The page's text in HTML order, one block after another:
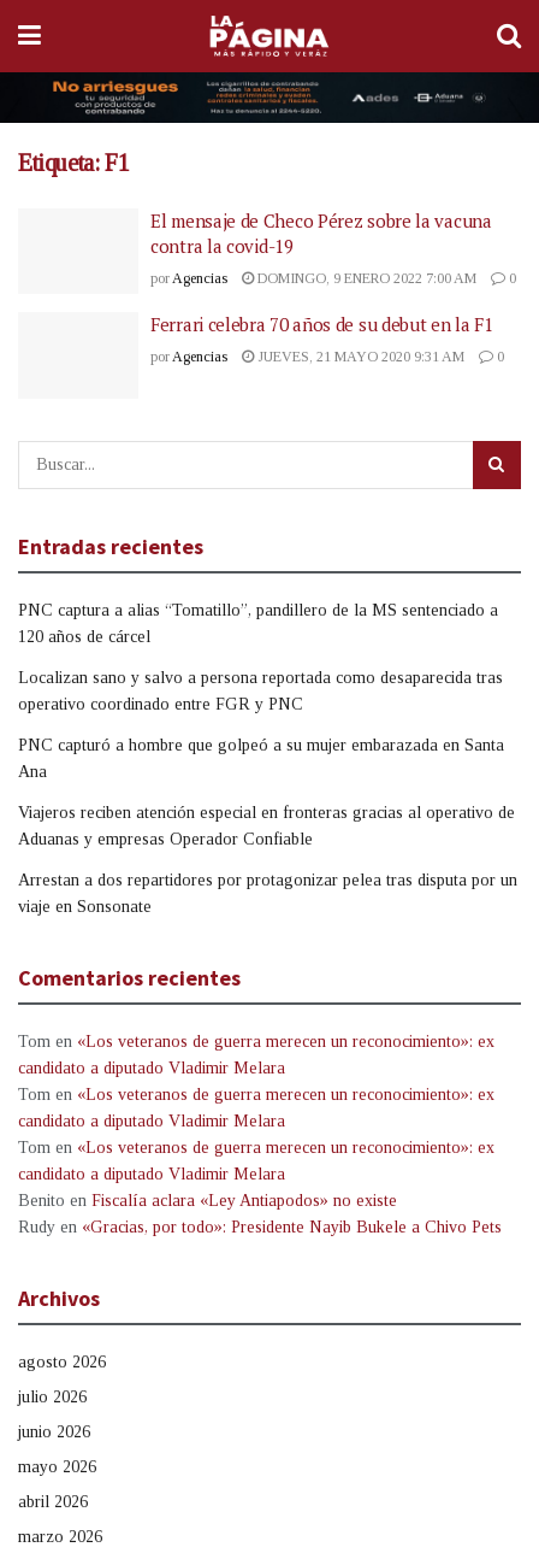
Etiqueta:F1
El mensaje de Checo Pérez sobre la vacuna
contra la covid-19
por Agencias DOMINGO, 9 ENERO 2022 7:00 AM 0
Ferrari celebra 70 años de su debut en la F1
porAgencias JUEVES, 21 MAYO 2020 9:31 AM 0
Entradas recientes
PNC captura a alias “Tomatillo”, pandillero de la MS sentenciado a
120 años de cárcel
Localizan sano y salvo a persona reportada como desaparecida tras
operativo coordinado entre FGR y PNC
PNC capturó a hombre que golpeó a su mujer embarazada en Santa
Ana
Viajeros reciben atención especial en fronteras gracias al operativo de
Aduanas y empresas Operador Confiable
Arrestan a dos repartidores por protagonizar pelea tras disputa por un
viaje en Sonsonate
Comentarios recientes
Tom en «Los veteranos de guerra merecen un reconocimiento»: ex
candidato a diputado Vladimir Melara
Tom en «Los veteranos de guerra merecen un reconocimiento»: ex
candidato a diputado Vladimir Melara
Tom en «Los veteranos de guerra merecen un reconocimiento»: ex
candidato a diputado Vladimir Melara
Benito en Fiscalía aclara «Ley Antiapodos» no existe
Rudy en «Gracias, por todo»: Presidente Nayib Bukele a Chivo Pets
Archivos
agosto 2026
julio 2026
junio 2026
mayo 2026
abril 2026
marzo 2026